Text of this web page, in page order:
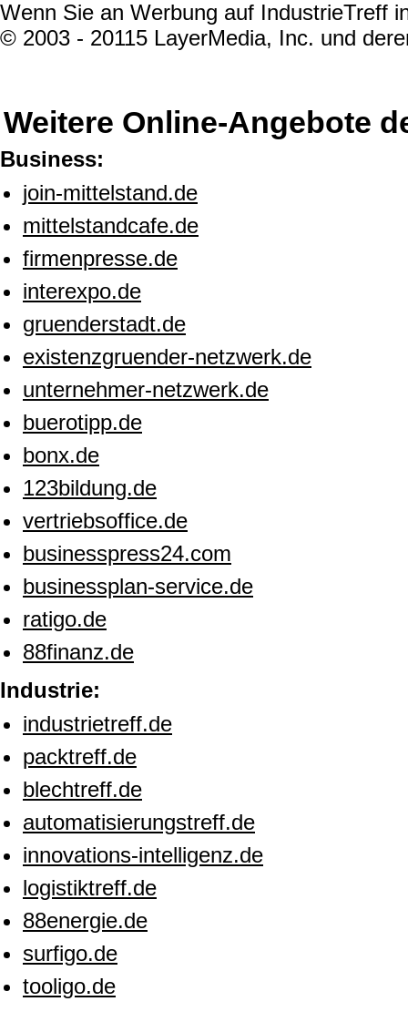
Wenn Sie an Werbung auf IndustrieTreff
© 2003 - 20115 LayerMedia, Inc. und
Weitere Online-Angebote
Business:
join-mittelstand.de
mittelstandcafe.de
firmenpresse.de
interexpo.de
gruenderstadt.de
existenzgruender-netzwerk.de
unternehmer-netzwerk.de
buerotipp.de
bonx.de
123bildung.de
vertriebsoffice.de
businesspress24.com
businessplan-service.de
ratigo.de
88finanz.de
Industrie:
industrietreff.de
packtreff.de
blechtreff.de
automatisierungstreff.de
innovations-intelligenz.de
logistiktreff.de
88energie.de
surfigo.de
tooligo.de